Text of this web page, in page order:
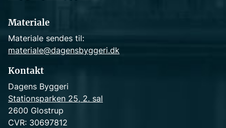
Materiale
Materiale sendes til:
materiale@dagensbyggeri.dk
Kontakt
Dagens Byggeri
Stationsparken 25, 2. sal
2600 Glostrup
CVR: 30697812